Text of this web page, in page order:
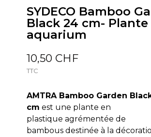
SYDECO Bamboo
Black 24 cm-
aquarium
10,50 CHF
TTC
AMTRA Bamboo Garden
cm est une plante en
plastique agrémentée de
bambous destinée à la